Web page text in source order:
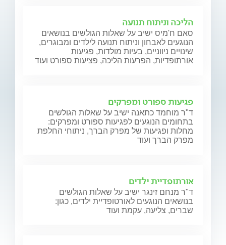
הליכה וניתוח תנועה
סאם ח'מיס ישיב על שאלות הגולשים בנושאים
הנוגעים לאבחון וניתוח תנועה לילדים ומבוגרים,
שינויים ניווניים, בעיות מולדות, פגיעות
אורתופדיות, הפרעות הליכה, פציעות ספורט ועוד
פגיעות ספורט ומפרקים
ד"ר מוחמד כתאנה ישיב על שאלות הגולשים
בתחומים הנוגעים לפגיעות ספורט ומפרקים:
מחלות ופגיעות של מפרק הברך, ניתוחי החלפת
מפרק הברך ועוד
אורתופדיית ילדים
ד"ר מנחם זינגר ישיב על שאלות הגולשים
בנושאים הנוגעים לאורטופדיית ילדים, כגון:
שברים, צליעה, עקמת ועוד